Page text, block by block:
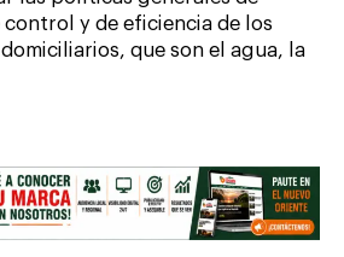
y de eficiencia de los
que son el agua, la